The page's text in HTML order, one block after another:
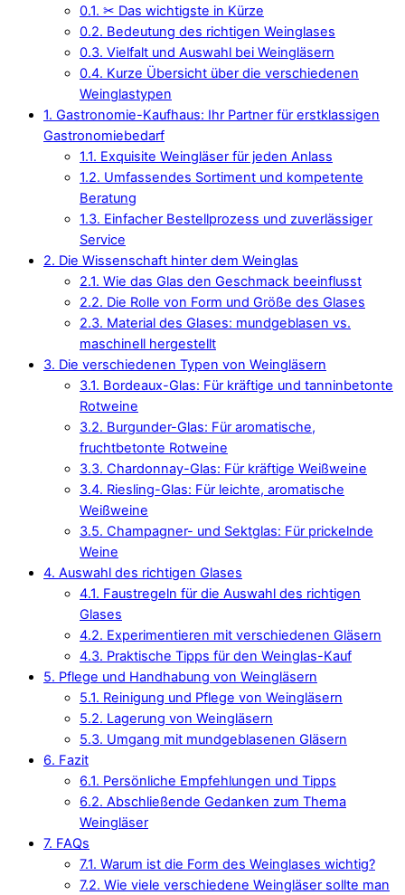
0.1. ✂ Das wichtigste in Kürze
0.2. Bedeutung des richtigen Weinglases
0.3. Vielfalt und Auswahl bei Weingläsern
0.4. Kurze Übersicht über die verschiedenen
Weinglastypen
1. Gastronomie-Kaufhaus: Ihr Partner für erstklassigen
Gastronomiebedarf
1.1. Exquisite Weingläser für jeden Anlass
1.2. Umfassendes Sortiment und kompetente
Beratung
1.3. Einfacher Bestellprozess und zuverlässiger
Service
2. Die Wissenschaft hinter dem Weinglas
2.1. Wie das Glas den Geschmack beeinflusst
2.2. Die Rolle von Form und Größe des Glases
2.3. Material des Glases: mundgeblasen vs.
maschinell hergestellt
3. Die verschiedenen Typen von Weingläsern
3.1. Bordeaux-Glas: Für kräftige und tanninbetonte
Rotweine
3.2. Burgunder-Glas: Für aromatische,
fruchtbetonte Rotweine
3.3. Chardonnay-Glas: Für kräftige Weißweine
3.4. Riesling-Glas: Für leichte, aromatische
Weißweine
3.5. Champagner- und Sektglas: Für prickelnde
Weine
4. Auswahl des richtigen Glases
4.1. Faustregeln für die Auswahl des richtigen
Glases
4.2. Experimentieren mit verschiedenen Gläsern
4.3. Praktische Tipps für den Weinglas-Kauf
5. Pflege und Handhabung von Weingläsern
5.1. Reinigung und Pflege von Weingläsern
5.2. Lagerung von Weingläsern
5.3. Umgang mit mundgeblasenen Gläsern
6. Fazit
6.1. Persönliche Empfehlungen und Tipps
6.2. Abschließende Gedanken zum Thema
Weingläser
7. FAQs
7.1. Warum ist die Form des Weinglases wichtig?
7.2. Wie viele verschiedene Weingläser sollte man